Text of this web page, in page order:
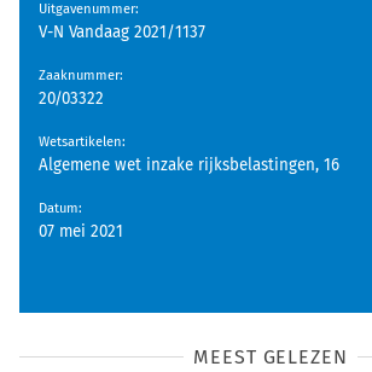
Uitgavenummer:
V-N Vandaag 2021/1137
Zaaknummer:
20/03322
Wetsartikelen:
Algemene wet inzake rijksbelastingen, 16
Datum:
07 mei 2021
MEEST GELEZEN